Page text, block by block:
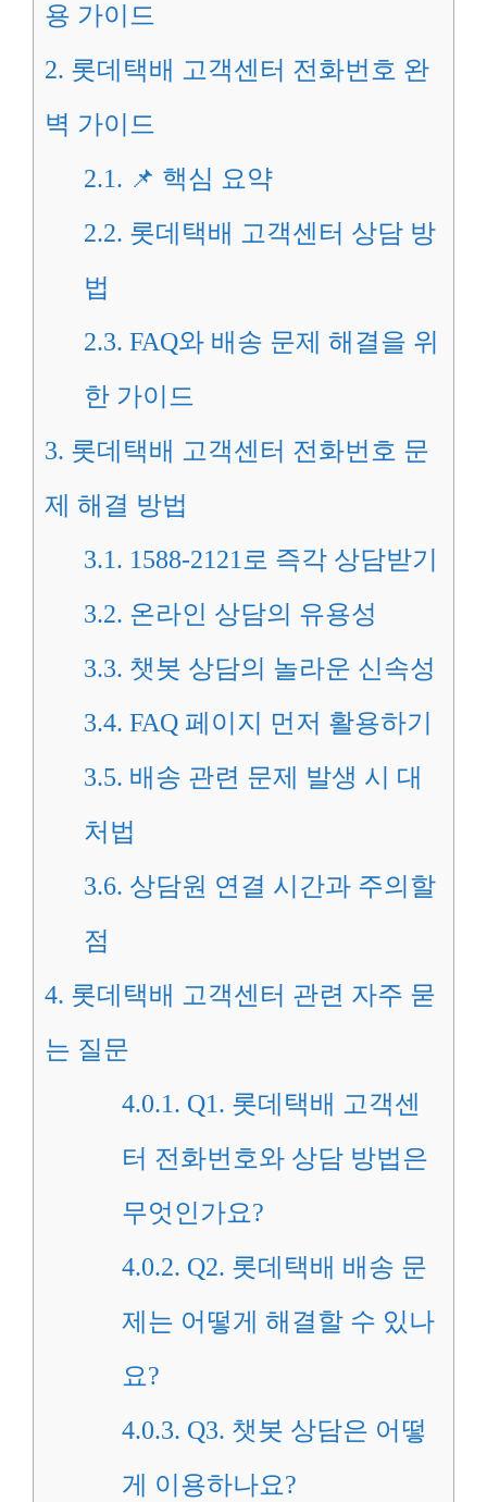
용 가이드
2. 롯데택배 고객센터 전화번호 완
벽 가이드
2.1. 📌 핵심 요약
2.2. 롯데택배 고객센터 상담 방
법
2.3. FAQ와 배송 문제 해결을 위
한 가이드
3. 롯데택배 고객센터 전화번호 문
제 해결 방법
3.1. 1588-2121로 즉각 상담받기
3.2. 온라인 상담의 유용성
3.3. 챗봇 상담의 놀라운 신속성
3.4. FAQ 페이지 먼저 활용하기
3.5. 배송 관련 문제 발생 시 대
처법
3.6. 상담원 연결 시간과 주의할
점
4. 롯데택배 고객센터 관련 자주 묻
는 질문
4.0.1. Q1. 롯데택배 고객센
터 전화번호와 상담 방법은
무엇인가요?
4.0.2. Q2. 롯데택배 배송 문
제는 어떻게 해결할 수 있나
요?
4.0.3. Q3. 챗봇 상담은 어떻
게 이용하나요?